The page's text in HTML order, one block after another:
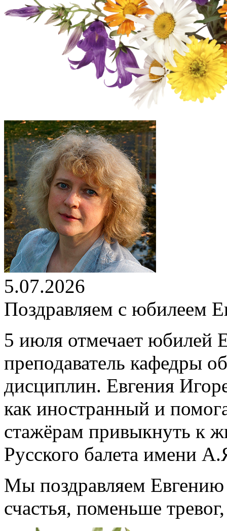
5.07.2026
Поздравляем с юбилеем
5 июля отмечает юбилей
преподаватель кафедры
дисциплин. Евгения
как иностранный и
стажёрам привыкнуть к
Русского балета имени
Мы поздравляем
счастья, поменьше